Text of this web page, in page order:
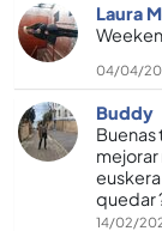
Laura
04/04/
Buddy
Buenas
quedar
14/02/